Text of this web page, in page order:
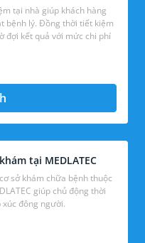
tại nhà giúp khách hàng
bệnh lý. Đồng thời tiết kiệm
tại MEDLATEC
sở khám chữa bệnh thuộc
giúp chủ động thời
gian, hạn chế tiếp xúc đông người.